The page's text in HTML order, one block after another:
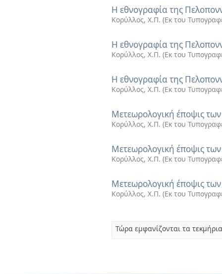
Η εθνογραφία της
Κορύλλος, Χ.Π. (Εκ του
Η εθνογραφία της
Κορύλλος, Χ.Π. (Εκ του
Η εθνογραφία της
Κορύλλος, Χ.Π. (Εκ του
Μετεωρολογική έποψις
Κορύλλος, Χ.Π. (Εκ του
Μετεωρολογική έποψις
Κορύλλος, Χ.Π. (Εκ του
Μετεωρολογική έποψις
Κορύλλος, Χ.Π. (Εκ του
Τώρα εμφανίζονται τα